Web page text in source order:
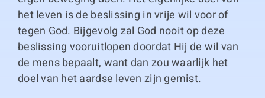
het leven is de beslissing in vrije wil voor of
tegen God. Bijgevolg zal God nooit op deze
beslissing vooruitlopen doordat Hij de wil van
de mens bepaalt, want dan zou waarlijk het
doel van het aardse leven zijn gemist.